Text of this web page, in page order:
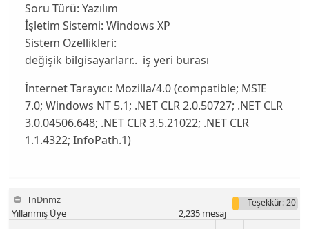
Soru Türü: Yazılım
İşletim Sistemi: Windows XP
Sistem Özellikleri:
değişik bilgisayarlarr.. iş yeri burası
İnternet Tarayıcı: Mozilla/4.0 (compatible; MSIE
7.0; Windows NT 5.1; .NET CLR 2.0.50727; .NET CLR
3.0.04506.648; .NET CLR 3.5.21022; .NET CLR
1.1.4322; InfoPath.1)
TnDnmz
Yıllanmış Üye
Teşekkür: 20
2,235mesaj